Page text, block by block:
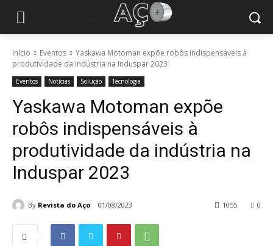
Início Eventos
Yaskawa Motoman expõe robôs indispensáveis à
produtividade da indústria na Induspar 2023
Eventos Notícias Solução Tecnologia
Yaskawa Motoman expõe
robôs indispensáveis à
produtividade da indústria na
Induspar 2023
By Revista do Aço 01/08/2023 0
1055